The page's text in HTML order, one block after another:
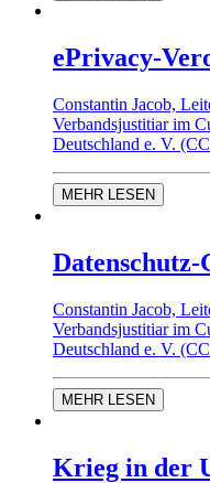
ePrivacy-
Constantin Jacob,
Verbandsjustitiar im
Deutschland e. V.
MEHR LESEN
Constantin Jacob,
Verbandsjustitiar im
Deutschland e. V.
MEHR LESEN
Krieg in der